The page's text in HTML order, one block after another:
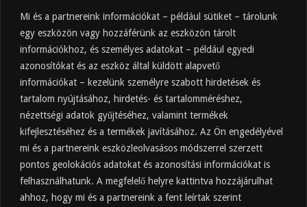
Mi és a partnereink információkat – például sütiket – tárolunk
egy eszközön vagy hozzáférünk az eszközön tárolt
információkhoz, és személyes adatokat – például egyedi
azonosítókat és az eszköz által küldött alapvető
információkat – kezelünk személyre szabott hirdetések és
tartalom nyújtásához, hirdetés- és tartalomméréshez,
nézettségi adatok gyűjtéséhez, valamint termékek
kifejlesztéséhez és a termékek javításához. Az Ön engedélyével
mi és a partnereink eszközleolvasásos módszerrel szerzett
pontos geolokációs adatokat és azonosítási információkat is
felhasználhatunk. A megfelelő helyre kattintva hozzájárulhat
ahhoz, hogy mi és a partnereink a fent leírtak szerint
Felkapott
Almaecet mire jó? 21 gyakori felhasználási
terület
2025.10.31.
Almaecet fogyasztása: mikor, mennyit, mivel
hígítva?